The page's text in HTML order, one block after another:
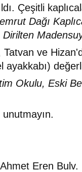
Çeşitli
Dağı
Dirilten
ve
ayakkabı)
Okulu, Eski
Eren